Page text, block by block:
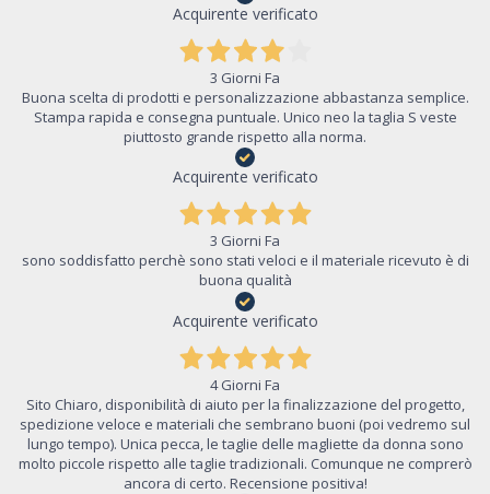
Acquirente verificato
3 Giorni Fa
Buona scelta di prodotti e personalizzazione abbastanza semplice.
Stampa rapida e consegna puntuale. Unico neo la taglia S veste
piuttosto grande rispetto alla norma.
Acquirente verificato
3 Giorni Fa
sono soddisfatto perchè sono stati veloci e il materiale ricevuto è di
buona qualità
Acquirente verificato
4 Giorni Fa
Sito Chiaro, disponibilità di aiuto per la finalizzazione del progetto,
spedizione veloce e materiali che sembrano buoni (poi vedremo sul
lungo tempo). Unica pecca, le taglie delle magliette da donna sono
molto piccole rispetto alle taglie tradizionali. Comunque ne comprerò
ancora di certo. Recensione positiva!